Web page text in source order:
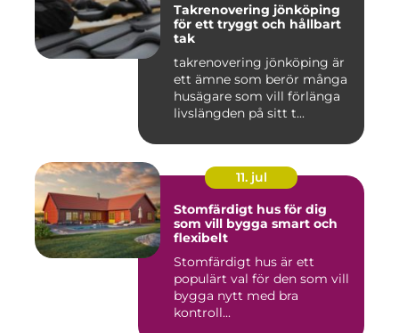
Takrenovering jönköping
för ett tryggt och hållbart
tak
takrenovering jönköping är
ett ämne som berör många
husägare som vill förlänga
livslängden på sitt t...
11. jul
Stomfärdigt hus för dig
som vill bygga smart och
flexibelt
Stomfärdigt hus är ett
populärt val för den som vill
bygga nytt med bra
kontroll...